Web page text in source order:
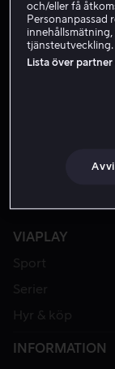
VIAPLAY
Sport
Serier
Hyr & köp
INFORMATION
och/eller få
Personanpassad
tjänsteutveckling.
Lista över